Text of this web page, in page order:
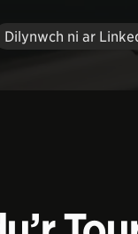
Dilynwch ni ar